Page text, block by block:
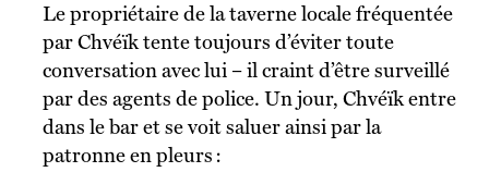
Le propriétaire de la taverne locale fréquentée
par Chvéïk tente toujours d’éviter toute
conversation avec lui – il craint d’être surveillé
par des agents de police. Un jour, Chvéïk entre
dans le bar et se voit saluer ainsi par la
patronne en pleurs :